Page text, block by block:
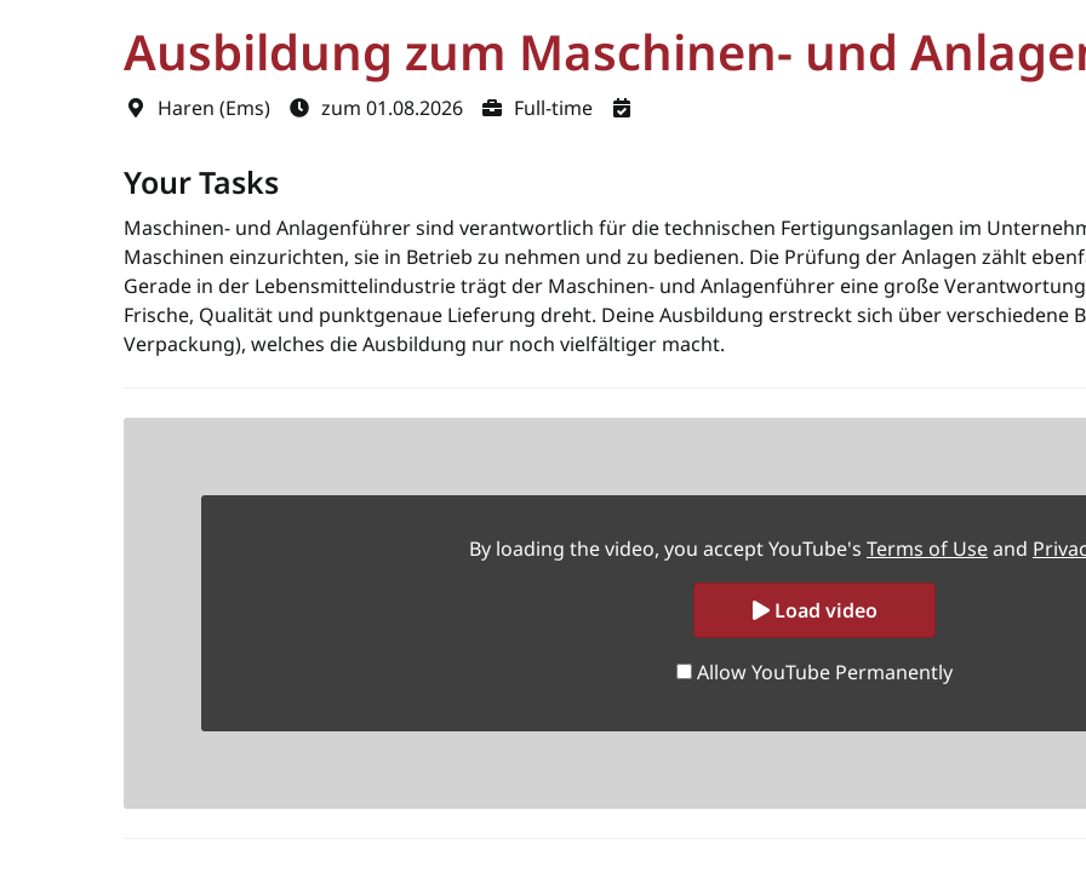
Ausbildung zum Maschinen- und
Haren (Ems) zum 01.08.2026 Full-time
Your Tasks
Maschinen- und Anlagenführer sind verantwortlich für die technischen Fertigungsanlagen im
Maschinen einzurichten, sie in Betrieb zu nehmen und zu bedienen. Die Prüfung der Anlagen zählt
Gerade in der Lebensmittelindustrie trägt der Maschinen- und Anlagenführer eine große
Frische, Qualität und punktgenaue Lieferung dreht. Deine Ausbildung erstreckt sich über verschiedene
Verpackung), welches die Ausbildung nur noch vielfältiger macht.
By loading the video, you accept YouTube's Terms of Useand
Load video
Allow YouTube Permanently